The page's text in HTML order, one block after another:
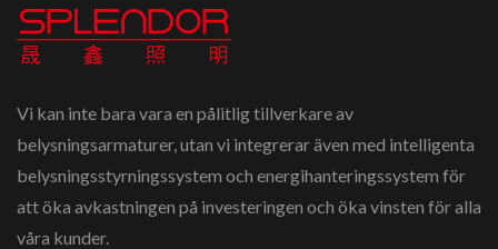
Vi kan inte bara vara en pålitlig tillverkare av
belysningsarmaturer, utan vi integrerar även med intelligenta
belysningsstyrningssystem och energihanteringssystem för
att öka avkastningen på investeringen och öka vinsten för alla
våra kunder.